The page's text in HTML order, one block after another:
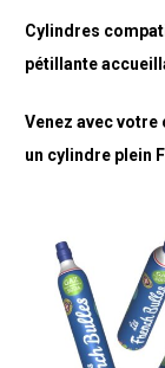
Cylindres
pétillante
Venez avec
un cylindre plein